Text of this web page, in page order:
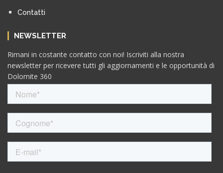
Contatti
NEWSLETTER
Rimani in costante contatto con noi! Iscriviti alla nostra
newsletter per ricevere tutti gli aggiornamenti e le opportunità di
Dolomite 360